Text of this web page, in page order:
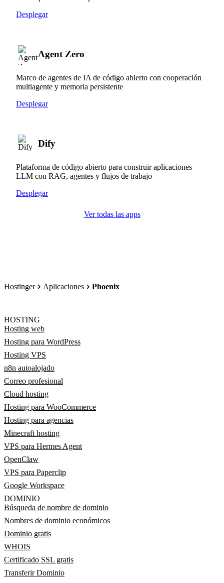
Desplegar
Agent Zero
Marco de agentes de IA de código abierto con cooperación
multiagente y memoria persistente
Desplegar
Dify
Plataforma de código abierto para construir aplicaciones
LLM con RAG, agentes y flujos de trabajo
Desplegar
Ver todas las apps
Hostinger Aplicaciones Phoenix
HOSTING
Hosting web
Hosting para WordPress
Hosting VPS
n8n autoalojado
Correo profesional
Cloud hosting
Hosting para WooCommerce
Hosting para agencias
Minecraft hosting
VPS para Hermes Agent
OpenClaw
VPS para Paperclip
Google Workspace
DOMINIO
Búsqueda de nombre de dominio
Nombres de dominio económicos
Dominio gratis
WHOIS
Certificado SSL gratis
Transferir Dominio